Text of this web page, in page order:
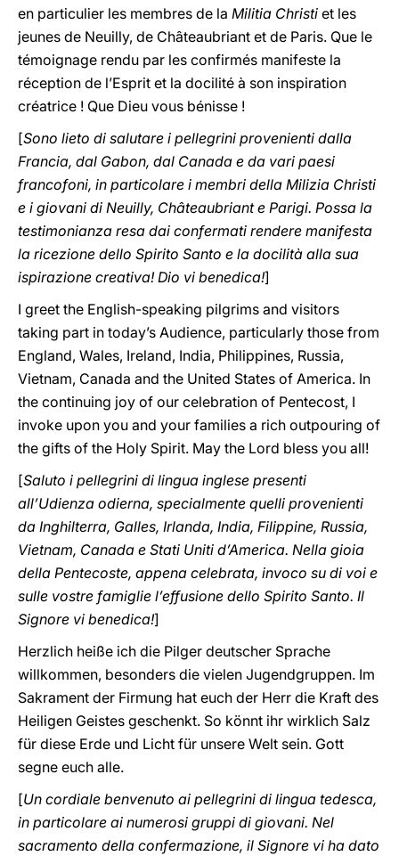
en particulier les membres de la Militia Christi et les
jeunes de Neuilly, de Châteaubriant et de Paris. Que le
témoignage rendu par les confirmés manifeste la
réception de l’Esprit et la docilité à son inspiration
créatrice ! Que Dieu vous bénisse !
[Sono lieto di salutare i pellegrini provenienti dalla
Francia, dal Gabon, dal Canada e da vari paesi
francofoni, in particolare i membri della Milizia Christi
e i giovani di Neuilly, Châteaubriant e Parigi. Possa la
testimonianza resa dai confermati rendere manifesta
la ricezione dello Spirito Santo e la docilità alla sua
ispirazione creativa! Dio vi benedica!]
I greet the English-speaking pilgrims and visitors
taking part in today’s Audience, particularly those from
England, Wales, Ireland, India, Philippines, Russia,
Vietnam, Canada and the United States of America. In
the continuing joy of our celebration of Pentecost, I
invoke upon you and your families a rich outpouring of
the gifts of the Holy Spirit. May the Lord bless you all!
[Saluto i pellegrini di lingua inglese presenti
all’Udienza odierna, specialmente quelli provenienti
da Inghilterra, Galles, Irlanda, India, Filippine, Russia,
Vietnam, Canada e Stati Uniti d’America. Nella gioia
della Pentecoste, appena celebrata, invoco su di voi e
sulle vostre famiglie l’effusione dello Spirito Santo. Il
Signore vi benedica!]
Herzlich heiße ich die Pilger deutscher Sprache
willkommen, besonders die vielen Jugendgruppen. Im
Sakrament der Firmung hat euch der Herr die Kraft des
Heiligen Geistes geschenkt. So könnt ihr wirklich Salz
für diese Erde und Licht für unsere Welt sein. Gott
segne euch alle.
[Un cordiale benvenuto ai pellegrini di lingua tedesca,
in particolare ai numerosi gruppi di giovani. Nel
sacramento della confermazione, il Signore vi ha dato